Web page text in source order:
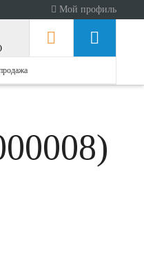
Мой профиль